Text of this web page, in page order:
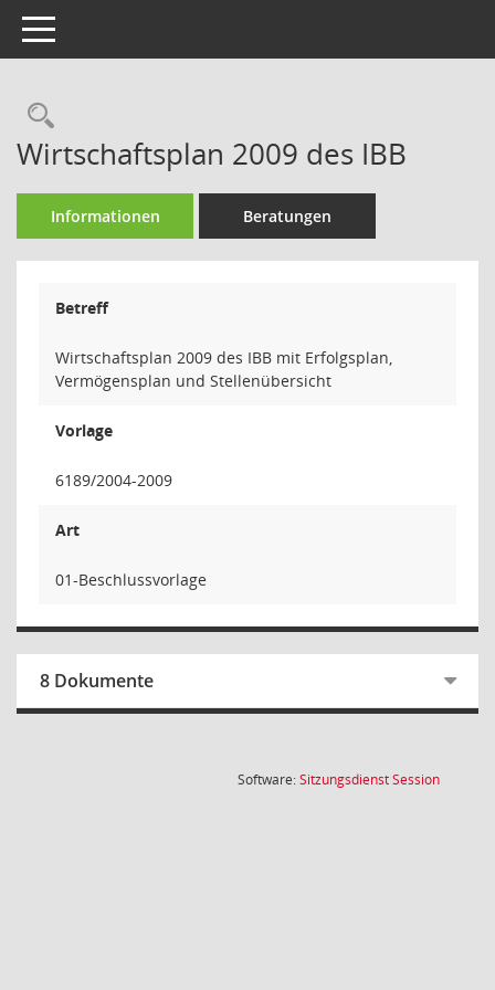
Toggle navigation
Rechercheauswahl
Wirtschaftsplan 2009 des IBB
Informationen Beratungen
Betreff
Wirtschaftsplan 2009 des IBB mit Erfolgsplan,
Vermögensplan und Stellenübersicht
Vorlage
6189/2004-2009
Art
01-Beschlussvorlage
8 Dokumente
Software:SitzungsdienstSession(Wird in